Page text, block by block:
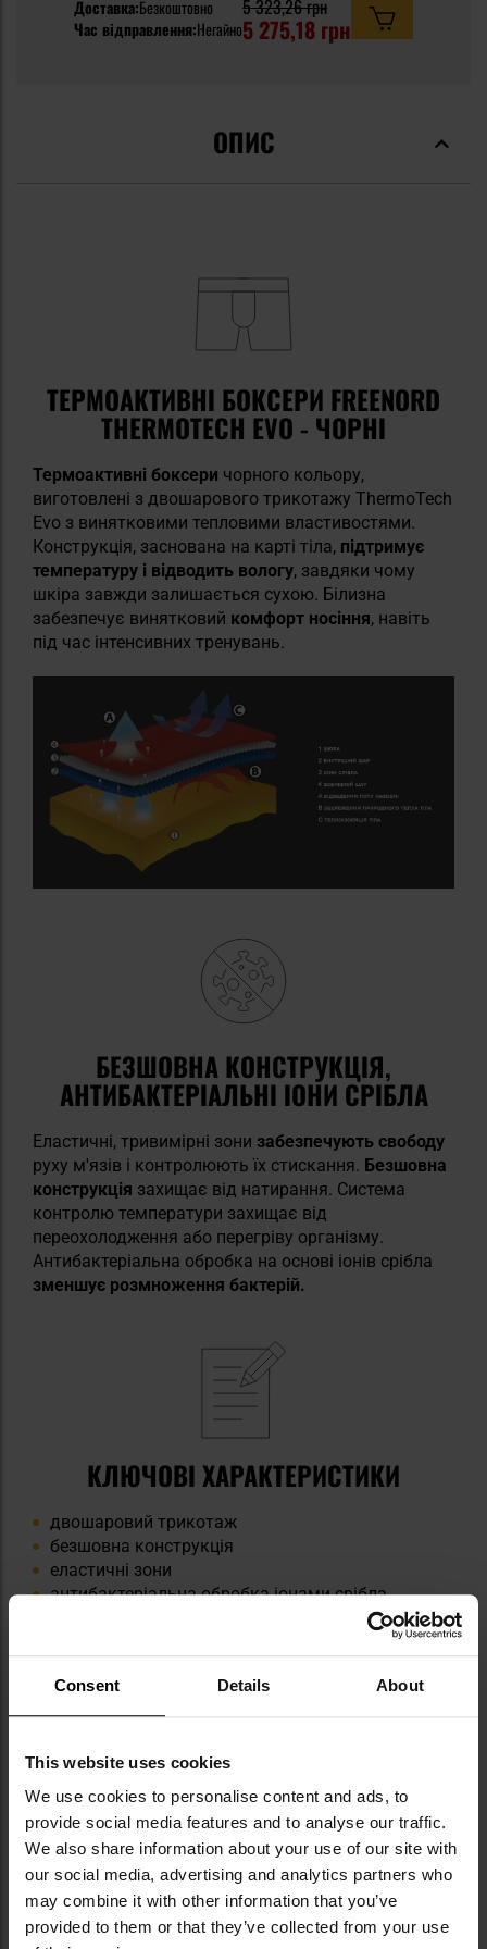
Consent Details About
This website uses cookies
We use cookies to personalise content and ads, to
provide social media features and to analyse our traffic.
We also share information about your use of our site with
our social media, advertising and analytics partners who
may combine it with other information that you’ve
provided to them or that they’ve collected from your use
Доставка:Безкоштовно
Час відправлення:Негайно
5 323,26 грн
5 275,18 грн
ОПИС
ТЕРМОАКТИВНІ БОКСЕРИ FREENORD
THERMOTECH EVO - ЧОРНІ
Термоактивні боксери чорного кольору,
виготовлені з двошарового трикотажу ThermoTech
Evo з винятковими тепловими властивостями.
Конструкція, заснована на карті тіла, підтримує
температуру і відводить вологу, завдяки чому
шкіра завжди залишається сухою. Білизна
забезпечує винятковий комфорт носіння, навіть
під час інтенсивних тренувань.
БЕЗШОВНА КОНСТРУКЦІЯ,
АНТИБАКТЕРІАЛЬНІ ІОНИ СРІБЛА
Еластичні, тривимірні зони забезпечують свободу
руху м'язів і контролюють їх стискання. Безшовна
конструкція захищає від натирання. Система
контролю температури захищає від
переохолодження або перегріву організму.
Антибактеріальна обробка на основі іонів срібла
зменшує розмноження бактерій.
КЛЮЧОВІ ХАРАКТЕРИСТИКИ
двошаровий трикотаж
безшовна конструкція
еластичні зони
антибактеріальна обробка іонами срібла
Інформація про виробника та техніку безпеки
Militaria.pl є premium-дилером бренду
FreeNord.
FreeNord — це польський бренд, що